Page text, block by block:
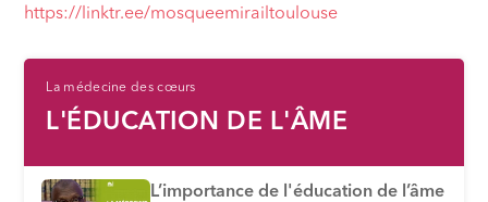
⁠https://linktr.ee/mosqueemirailtoulouse
La médecine des cœurs
L'ÉDUCATION DE L'ÂME
L’importance de l'éducation de l’âme